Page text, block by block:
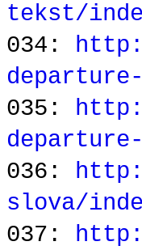
tekst/
034:
035:
036:
slova/
037: